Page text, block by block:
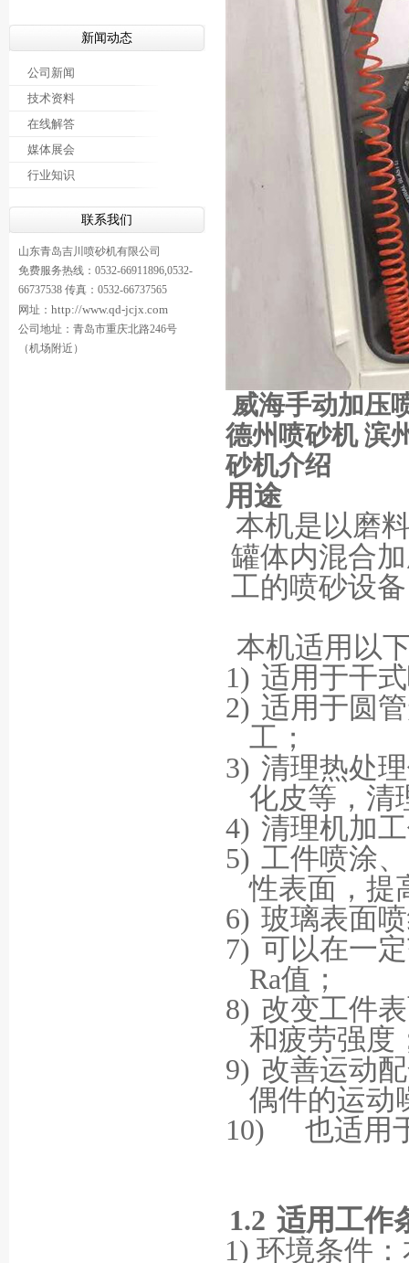
新闻动态
公司新闻
技术资料
在线解答
媒体展会
行业知识
联系我们
山东青岛吉川喷砂机有限公司
免费服务热线：0532-66911896,0532-
66737538 传真：0532-66737565
网址： http://www.qd-jcjx.com
公司地址：青岛市重庆北路246号
（机场附近）
威海手动加压
德州喷砂机 滨
砂机介绍
用途
本机是以磨
罐体内混合
工的喷砂设
本机适用以
1) 适用于干
2) 适用于圆
工；
3) 清理热处
化皮等，清
4) 清理机加
5) 工件喷涂
性表面，提
6) 玻璃表面
7) 可以在一
Ra值；
8) 改变工件
和疲劳强度
9) 改善运动
偶件的运动
10)
也适用
1.2 适用工作
1)环境条件